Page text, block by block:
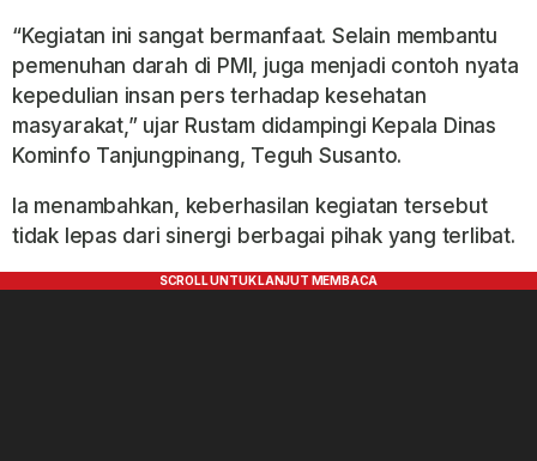
“Kegiatan ini sangat bermanfaat. Selain membantu
pemenuhan darah di PMI, juga menjadi contoh nyata
kepedulian insan pers terhadap kesehatan
masyarakat,” ujar Rustam didampingi Kepala Dinas
Kominfo Tanjungpinang, Teguh Susanto.
Ia menambahkan, keberhasilan kegiatan tersebut
tidak lepas dari sinergi berbagai pihak yang terlibat.